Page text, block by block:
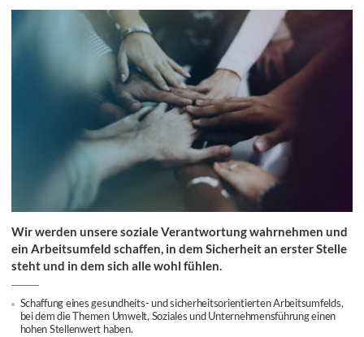
Wir werden unsere soziale Verantwortung wahrnehmen und
ein Arbeitsumfeld schaffen, in dem Sicherheit an erster Stelle
steht und in dem sich alle wohl fühlen.
Schaffung eines gesundheits- und sicherheitsorientierten Arbeitsumfelds,
bei dem die Themen Umwelt, Soziales und Unternehmensführung einen
hohen Stellenwert haben.